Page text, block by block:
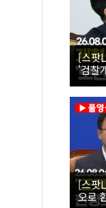
[스팟
'검찰
미나
[스팟
오로